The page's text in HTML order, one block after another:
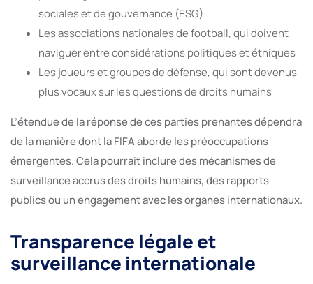
sociales et de gouvernance (ESG)
Les associations nationales de football, qui doivent
naviguer entre considérations politiques et éthiques
Les joueurs et groupes de défense, qui sont devenus
plus vocaux sur les questions de droits humains
L’étendue de la réponse de ces parties prenantes dépendra
de la manière dont la FIFA aborde les préoccupations
émergentes. Cela pourrait inclure des mécanismes de
surveillance accrus des droits humains, des rapports
publics ou un engagement avec les organes internationaux.
Transparence légale et
surveillance internationale